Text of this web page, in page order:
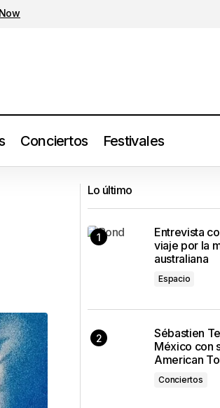
Conciertos Festivales
CA7RIEL & Paco Amoroso
Lo último
Entrevista
viaje por la
australiana
Espacio
Sébastien
México con
American
Conciertos